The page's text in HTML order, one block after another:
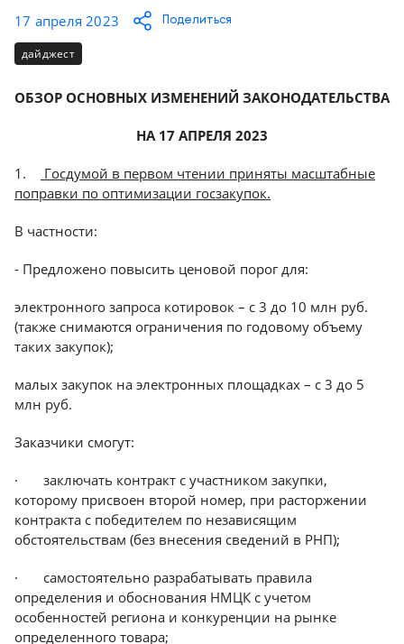
Trade-
in
Демозалы
и
Отзывы
товарах
8
(800)
90-
17 апреля 2023 Поделиться
дайджест
ОБЗОР ОСНОВНЫХ ИЗМЕНЕНИЙ ЗАКОНОДАТЕЛЬСТВА
НА 17 АПРЕЛЯ 2023
1.
Госдумой в первом чтении приняты масштабные
поправки по оптимизации госзакупок.
В частности:
- Предложено повысить ценовой порог для:
электронного запроса котировок – с 3 до 10 млн руб.
(также снимаются ограничения по годовому объему
таких закупок);
малых закупок на электронных площадках – с 3 до 5
млн руб.
Заказчики смогут:
· заключать контракт с участником закупки,
которому присвоен второй номер, при расторжении
контракта с победителем по независящим
обстоятельствам (без внесения сведений в РНП);
· самостоятельно разрабатывать правила
определения и обоснования НМЦК с учетом
особенностей региона и конкуренции на рынке
определенного товара;